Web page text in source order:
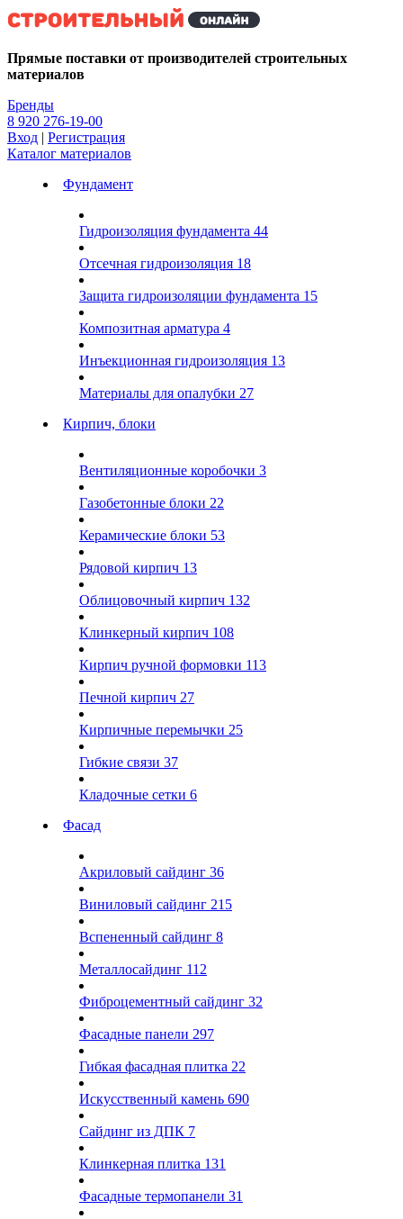
Kg
Прямые поставки от производителей строительных
материалов
Бренды
8 920 276-19-00
Вход | Регистрация
Каталог материалов
Фундамент
Гидроизоляция фундамента 44
Отсечная гидроизоляция 18
Защита гидроизоляции фундамента 15
Композитная арматура 4
Инъекционная гидроизоляция 13
Материалы для опалубки 27
Кирпич, блоки
Вентиляционные коробочки 3
Газобетонные блоки 22
Керамические блоки 53
Рядовой кирпич 13
Облицовочный кирпич 132
Клинкерный кирпич 108
Кирпич ручной формовки 113
Печной кирпич 27
Кирпичные перемычки 25
Гибкие связи 37
Кладочные сетки 6
Фасад
Акриловый сайдинг 36
Виниловый сайдинг 215
Вспененный сайдинг 8
Металлосайдинг 112
Фиброцементный сайдинг 32
Фасадные панели 297
Гибкая фасадная плитка 22
Искусственный камень 690
Сайдинг из ДПК 7
Клинкерная плитка 131
Фасадные термопанели 31